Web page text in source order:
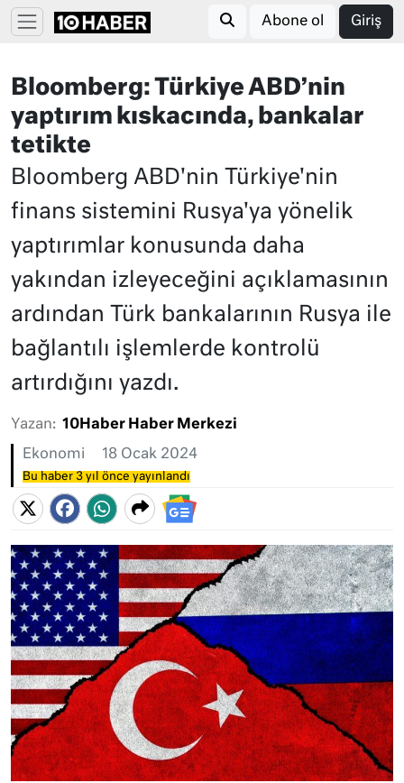
Abone ol Giriş
Bloomberg: Türkiye ABD’nin
yaptırım kıskacında, bankalar
tetikte
Bloomberg ABD'nin Türkiye'nin
finans sistemini Rusya'ya yönelik
yaptırımlar konusunda daha
yakından izleyeceğini açıklamasının
ardından Türk bankalarının Rusya ile
bağlantılı işlemlerde kontrolü
artırdığını yazdı.
Yazan: 10Haber Haber Merkezi
Ekonomi 18 Ocak 2024
Bu haber 3 yıl önce yayınlandı